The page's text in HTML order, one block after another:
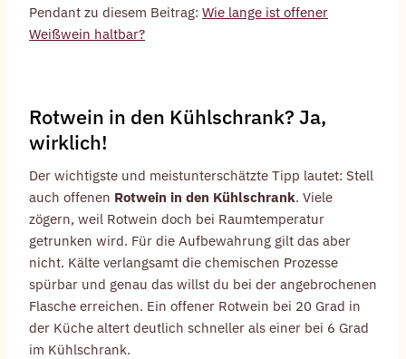
Pendant zu diesem Beitrag: Wie lange ist offener
Weißwein haltbar?
Rotwein in den Kühlschrank? Ja,
wirklich!
Der wichtigste und meistunterschätzte Tipp lautet: Stell
auch offenen Rotwein in den Kühlschrank. Viele
zögern, weil Rotwein doch bei Raumtemperatur
getrunken wird. Für die Aufbewahrung gilt das aber
nicht. Kälte verlangsamt die chemischen Prozesse
spürbar und genau das willst du bei der angebrochenen
Flasche erreichen. Ein offener Rotwein bei 20 Grad in
der Küche altert deutlich schneller als einer bei 6 Grad
im Kühlschrank.